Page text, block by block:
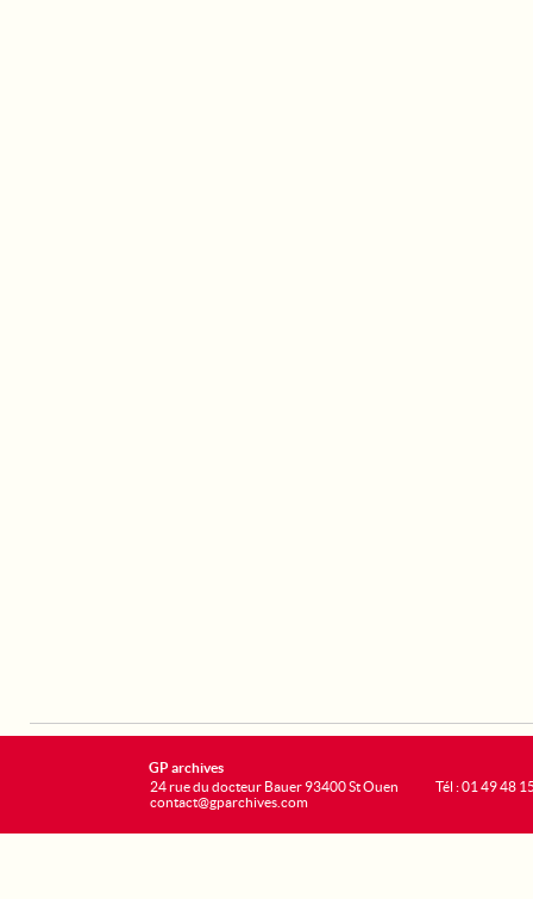
GP archives
24 rue du docteur Bauer 93400 St Ouen
contact@gparchives.com
Tél : 01 49 48